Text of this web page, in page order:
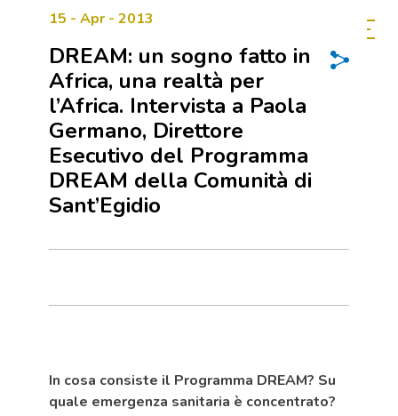
15 - Apr - 2013
DREAM: un sogno fatto in
Africa, una realtà per
l’Africa. Intervista a Paola
Germano, Direttore
Esecutivo del Programma
DREAM della Comunità di
Sant’Egidio
In cosa consiste il Programma DREAM? Su
quale emergenza sanitaria è concentrato?